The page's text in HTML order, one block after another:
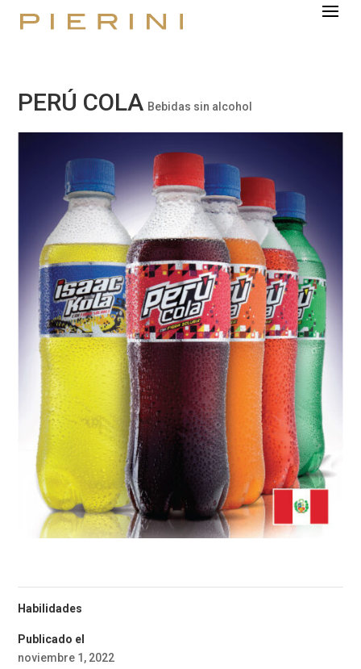
PERÚ COLA Bebidas sin alcohol
Habilidades
Publicado el
noviembre 1, 2022